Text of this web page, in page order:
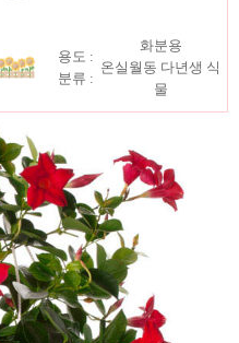
용도 :
분류 :
화분용
온실월동 다년생 식
물